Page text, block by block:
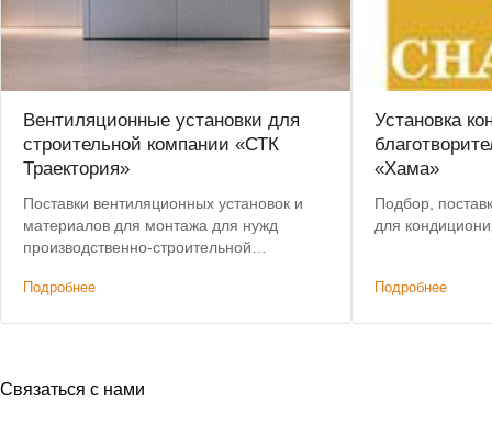
Вентиляционные установки для
строительной компании «СТК
Траектория»
Поставки вентиляционных установок и
материалов для монтажа для нужд
производственно-строительной
Подробнее
Установка
«Хама»
Подбор,
для
Подробнее
Связаться с нами